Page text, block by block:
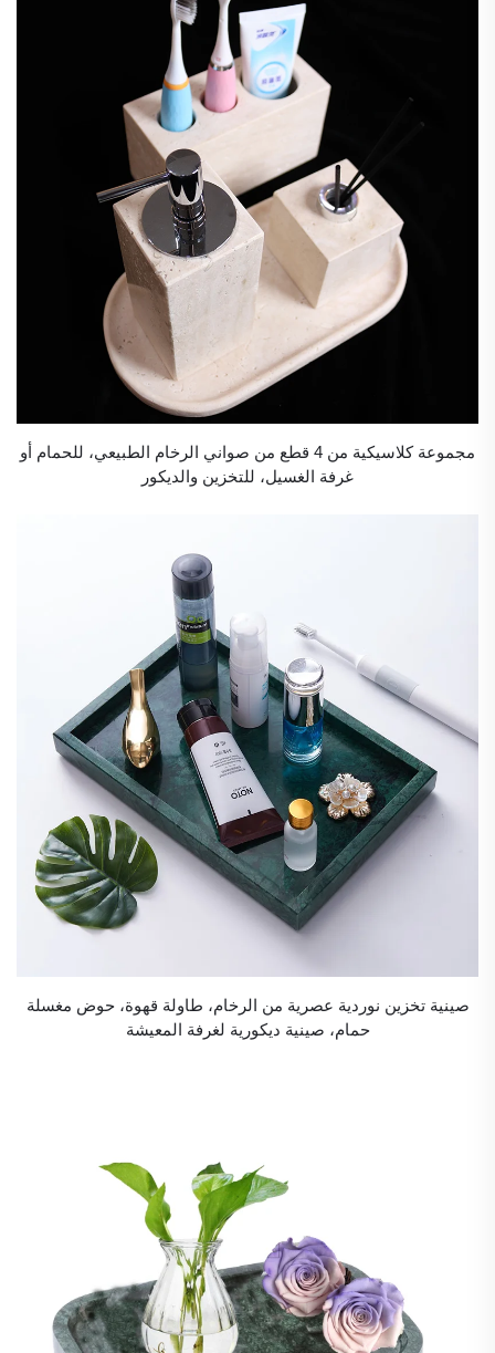
مجموعة كلاسيكية من 4 قطع من صواني الرخام الطبيعي، للحمام أو
غرفة الغسيل، للتخزين والديكور
صينية تخزين نوردية عصرية من الرخام، طاولة قهوة، حوض مغسلة
حمام، صينية ديكورية لغرفة المعيشة